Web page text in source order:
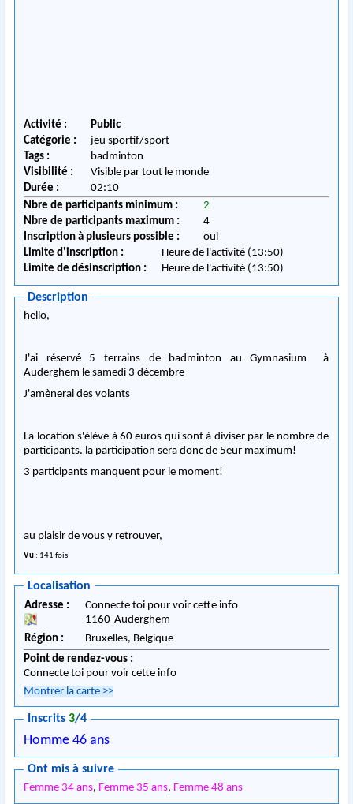
Activité :
Public
Catégorie :
jeu sportif/sport
Tags :
badminton
Visibilité :
Visible par tout le monde
Durée :
02:10
Nbre de participants minimum :
2
Nbre de participants maximum :
4
Inscription à plusieurs possible :
oui
Limite d'inscription :
Heure de l'activité (13:50)
Limite de désinscription :
Heure de l'activité (13:50)
Description
hello,
J'ai réservé 5 terrains de badminton au Gymnasium à
Auderghem le samedi 3 décembre
J'amènerai des volants
La location s'élève à 60 euros qui sont à diviser par le nombre de
participants. la participation sera donc de 5eur maximum!
3 participants manquent pour le moment!
au plaisir de vous y retrouver,
Vu : 141 fois
Localisation
Adresse :
Connecte toi pour voir cette info
1160-Auderghem
Région :
Bruxelles, Belgique
Point de rendez-vous :
Connecte toi pour voir cette info
Montrer la carte >>
Inscrits3/4
Homme 46 ans
Ont mis à suivre
Femme 34 ans, Femme 35 ans, Femme 48 ans